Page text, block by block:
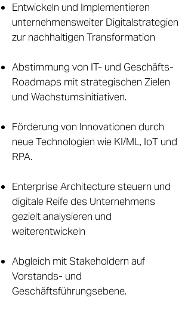
Entwickeln und Implementieren
unternehmensweiter Digitalstrategien
zur nachhaltigen Transformation
Abstimmung von IT- und Geschäfts-
Roadmaps mit strategischen Zielen
und Wachstumsinitiativen.
Förderung von Innovationen durch
neue Technologien wie KI/ML, IoT und
RPA.
Enterprise Architecture steuern und
digitale Reife des Unternehmens
gezielt analysieren und
weiterentwickeln
Abgleich mit Stakeholdern auf
Vorstands- und
Geschäftsführungsebene.